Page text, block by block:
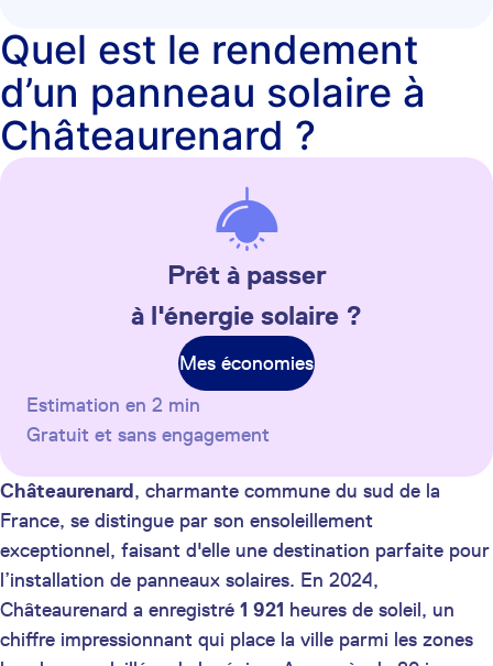
Quel est le rendement
d’un panneau solaire à
Châteaurenard ?
Prêt à passer
à l'énergie solaire ?
Mes économies
Estimation en 2 min
Gratuit et sans engagement
Châteaurenard, charmante commune du sud de la
France, se distingue par son ensoleillement
exceptionnel, faisant d'elle une destination parfaite pour
l’installation de panneaux solaires. En 2024,
Châteaurenard a enregistré 1 921 heures de soleil, un
chiffre impressionnant qui place la ville parmi les zones